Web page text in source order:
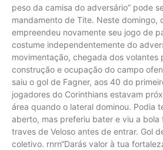
peso da camisa do adversário” pode
mandamento de Tite. Neste domingo,
empreendeu novamente seu jogo de
costume independentemente do
movimentação, chegada dos volantes
construção e ocupação do campo
saiu o gol de Fagner, aos 40 do
jogadores do Corinthians estavam
área quando o lateral dominou. Podia
aberto, mas preferiu bater e viu a bola
traves de Veloso antes de entrar. Gol
coletivo. rnrn“Darás valor à tua